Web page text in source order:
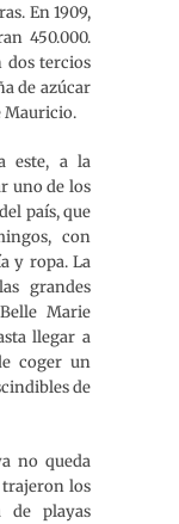
En 1909,
450.000.
dos tercios
de azúcar
Mauricio.
este, a la
uno de los
país, que
con
y ropa. La
grandes
Marie
llegar a
coger un
de
no queda
trajeron los
de playas